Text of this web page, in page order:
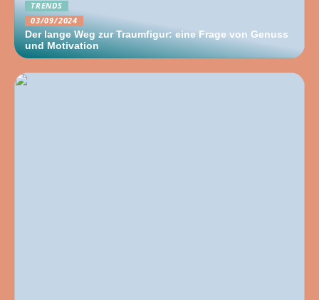
TRENDS
03/09/2024
Der lange Weg zur Traumfigur: eine Frage von Genuss
und Motivation